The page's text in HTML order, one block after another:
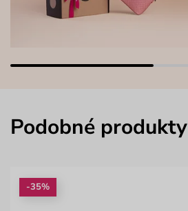
Podobné produkty
-35%